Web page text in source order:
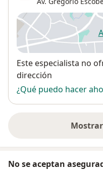
Disponibilidad
Este especialista no
dirección
¿Qué puedo hacer
No se aceptan